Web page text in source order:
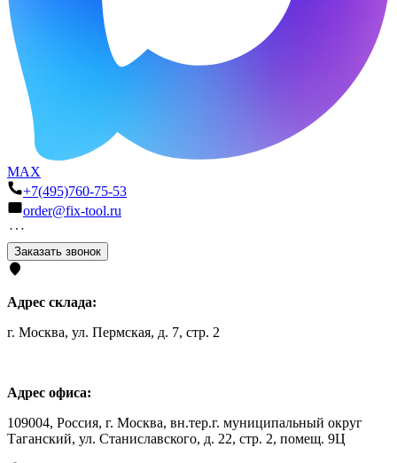
MAX
+7(495)760-75-53
order@fix-tool.ru
Заказать звонок
Адрес склада:
г. Москва, ул. Пермская, д. 7, стр. 2
Адрес офиса:
109004, Россия, г. Москва, вн.тер.г. муниципальный округ
Таганский, ул. Станиславского, д. 22, стр. 2, помещ. 9Ц